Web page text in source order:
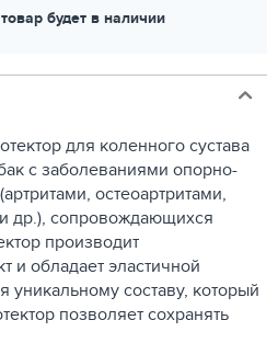
будет в наличии
для коленного сустава
с заболеваниями опорно-
остеоартритами,
др.), сопровождающихся
производит
и обладает эластичной
уникальному составу, который
позволяет сохранять